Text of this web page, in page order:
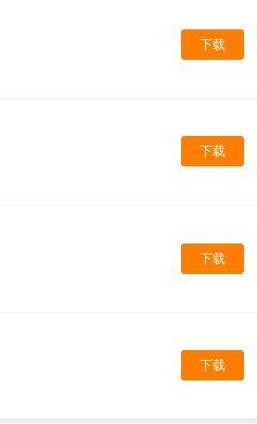
下载
下载
下载
下载